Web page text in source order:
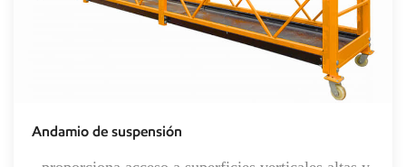
Andamio de suspensión